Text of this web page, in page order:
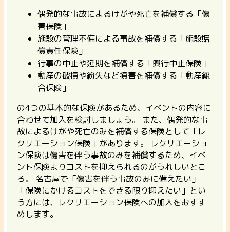
偶発的な事故によるけがや死亡を補償する「傷
害保険」
施設の管理不備による事故を補償する「施設賠
償責任保険」
行事の中止や延期を補償する「興行中止保険」
動産の破損や紛失など損害を補償する「動産総
合保険」
の4つの基本的な保険があるため、イベントの内容に
合わせて加入を検討しましょう。 また、偶発的な事
故によるけがや死亡のみを補償する保険として「レ
クリエーション保険」があります。
レクリエーショ
ン保険は傷害を伴う事故のみを補償するため、イベ
ント保険よりコストを抑えられるのがうれしいとこ
ろ。 名古屋で「傷害を伴う事故のみに備えたい」
「保険にかけるコストをできる限り抑えたい」とい
う方には、レクリエーション保険への加入をおすす
めします。